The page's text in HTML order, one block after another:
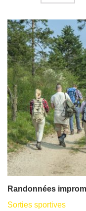
Randonnées
Sorties sportives